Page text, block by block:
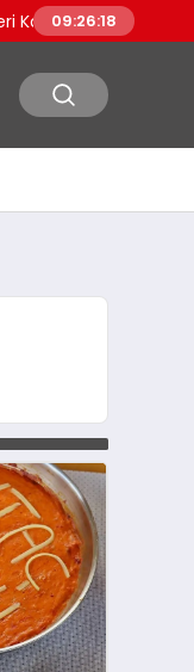
Şoförü Yapacak
09:26:20